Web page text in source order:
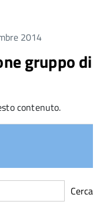
2014
gruppo di
contenuto.
Cerca